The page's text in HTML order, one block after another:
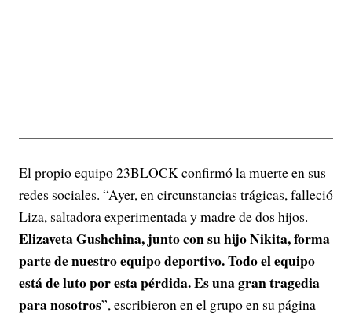
El propio equipo 23BLOCK confirmó la muerte en sus
redes sociales. “Ayer, en circunstancias trágicas, falleció
Liza, saltadora experimentada y madre de dos hijos.
Elizaveta Gushchina, junto con su hijo Nikita, forma
parte de nuestro equipo deportivo. Todo el equipo
está de luto por esta pérdida. Es una gran tragedia
para nosotros”, escribieron en el grupo en su página